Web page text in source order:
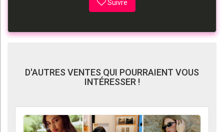
Suivre
D'AUTRES VENTES QUI POURRAIENT VOUS
INTÉRESSER !